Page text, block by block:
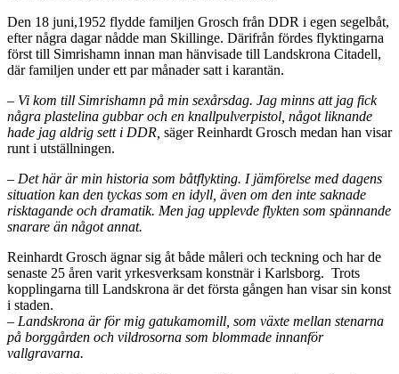
Den 18 juni,1952 flydde familjen Grosch från DDR i egen segelbåt,
efter några dagar nådde man Skillinge. Därifrån fördes flyktingarna
först till Simrishamn innan man hänvisade till Landskrona Citadell,
där familjen under ett par månader satt i karantän.
– Vi kom till Simrishamn på min sexårsdag. Jag minns att jag fick
några plastelina gubbar och en knallpulverpistol, något liknande
hade jag aldrig sett i DDR, säger Reinhardt Grosch medan han visar
runt i utställningen.
– Det här är min historia som båtflykting. I jämförelse med dagens
situation kan den tyckas som en idyll, även om den inte saknade
risktagande och dramatik. Men jag upplevde flykten som spännande
snarare än något annat.
Reinhardt Grosch ägnar sig åt både måleri och teckning och har de
senaste 25 åren varit yrkesverksam konstnär i Karlsborg. Trots
kopplingarna till Landskrona är det första gången han visar sin konst
i staden.
– Landskrona är för mig gatukamomill, som växte mellan stenarna
på borggården och vildrosorna som blommade innanför
vallgravarna.